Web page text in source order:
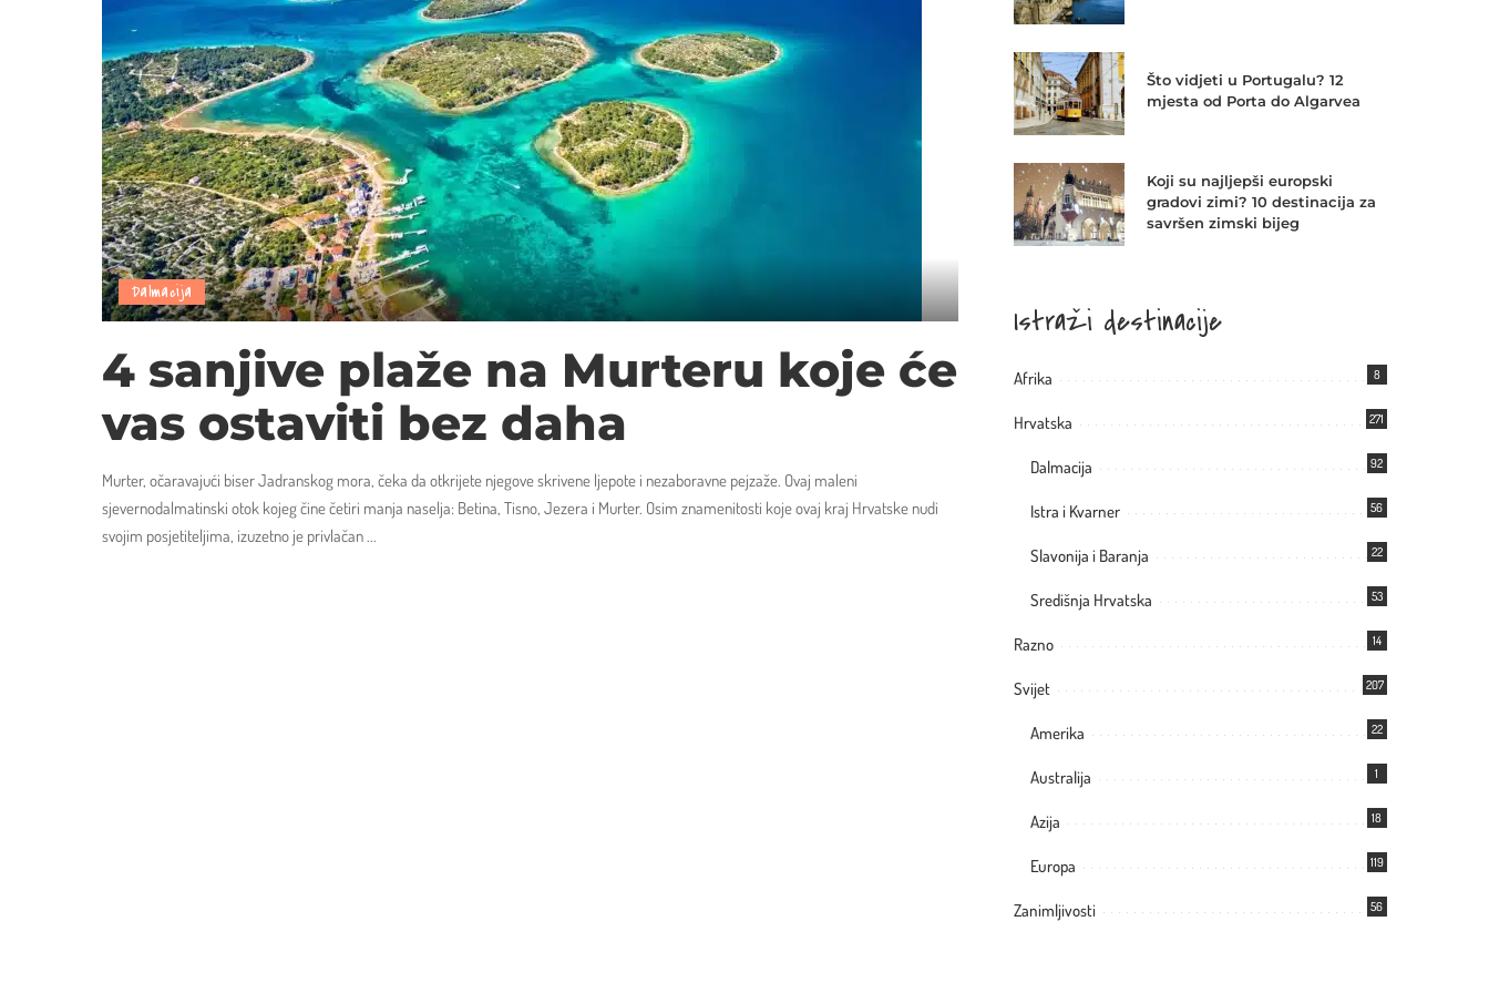
Dalmacija
4 sanjive plaže na Murteru koje će
vas ostaviti bez daha
Murter, očaravajući biser Jadranskog mora, čeka da otkrijete njegove skrivene ljepote i nezaboravne pejzaže. Ovaj maleni
sjevernodalmatinski otok kojeg čine četiri manja naselja: Betina, Tisno, Jezera i Murter. Osim znamenitosti koje ovaj kraj Hrvatske nudi
svojim posjetiteljima, izuzetno je privlačan...
Što vidjeti u Portugalu? 12
mjesta od Porta do Algarvea
Koji su najljepši europski
gradovi zimi? 10 destinacija za
savršen zimski bijeg
Istraži destinacije
Afrika 8
Hrvatska 271
Dalmacija 92
Istra i Kvarner 56
Slavonija i Baranja 22
Središnja Hrvatska 53
Razno 14
Svijet 207
Amerika 22
Australija 1
Azija 18
Europa 119
Zanimljivosti 56